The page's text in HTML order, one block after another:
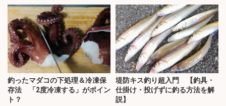
釣ったマダコの下処理＆冷凍保
存法 「2度冷凍する」がポイン
ト？
堤防キス釣り超入門 【釣具・
仕掛け・投げずに釣る方法を解
説】